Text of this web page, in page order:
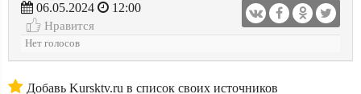
06.05.2024
12:00
Нравится
Нет голосов
Добавь Kursktv.ru в список своих источников